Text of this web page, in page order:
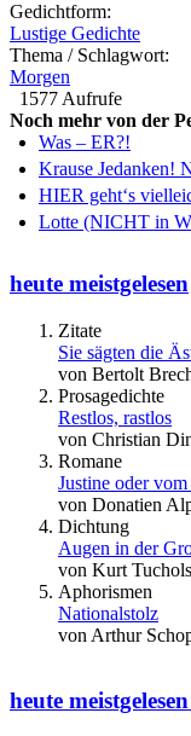
Gedichtform:
Lustige Gedichte
Thema / Schlagwort:
Morgen
1577 Aufrufe
Noch mehr von der
Was – ER?!
Krause Jedanken!
HIER geht‘s
Lotte (NICHT in
heute meistgelesen
Zitate
Sie sägten die
von Bertolt
Prosagedichte
Restlos, rastlos
von Christian
Romane
Justine oder
von Donatien
Dichtung
Augen in der
von Kurt
Aphorismen
Nationalstolz
von Arthur
heute